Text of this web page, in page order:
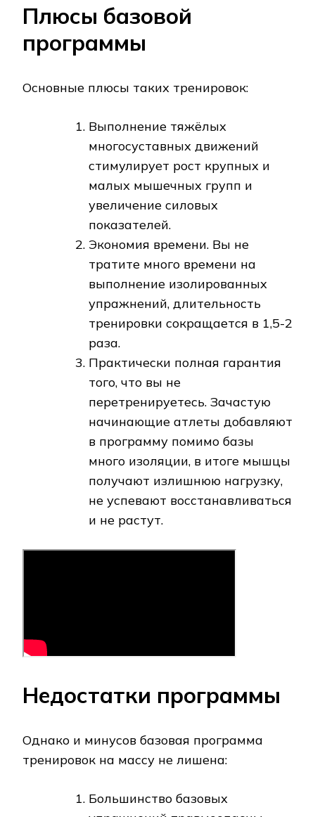
Плюсы базовой
программы
Основные плюсы таких тренировок:
Выполнение тяжёлых
многосуставных движений
стимулирует рост крупных и
малых мышечных групп и
увеличение силовых
показателей.
Экономия времени. Вы не
тратите много времени на
выполнение изолированных
упражнений, длительность
тренировки сокращается в 1,5-2
раза.
Практически полная гарантия
того, что вы не
перетренируетесь. Зачастую
начинающие атлеты добавляют
в программу помимо базы
много изоляции, в итоге мышцы
получают излишнюю нагрузку,
не успевают восстанавливаться
и не растут.
Недостатки программы
Однако и минусов базовая программа
тренировок на массу не лишена:
Большинство базовых